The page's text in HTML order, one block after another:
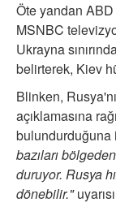
Öte yandan
MSNBC
Ukrayna
belirterek, Kiev
Blinken,
açıklamasına
bulundurduğuna
bazıları
duruyor. Rusya
dönebilir."